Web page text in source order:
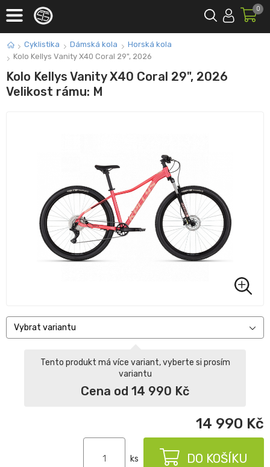
0
Cyklistika Dámská kola
Horská kola
Kolo Kellys Vanity X40 Coral 29", 2026
Kolo Kellys Vanity X40 Coral 29", 2026
Velikost rámu: M
Vybrat variantu
Tento produkt má více variant, vyberte si prosím
variantu
Cena od 14 990 Kč
14 990 Kč
ks DO KOŠÍKU